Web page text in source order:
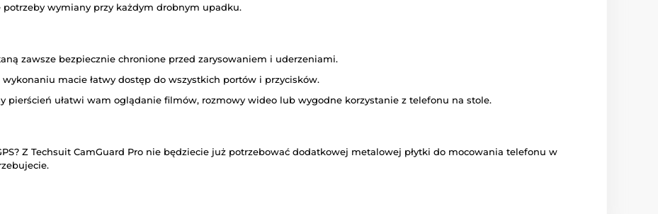
potrzeby wymiany przy każdym drobnym upadku.
zawsze bezpiecznie chronione przed zarysowaniem i uderzeniami.
macie łatwy dostęp do wszystkich portów i przycisków.
pierścień ułatwi wam oglądanie filmów, rozmowy wideo lub wygodne korzystanie z telefonu na stole.
Z Techsuit CamGuard Pro nie będziecie już potrzebować dodatkowej metalowej płytki do mocowania telefonu w